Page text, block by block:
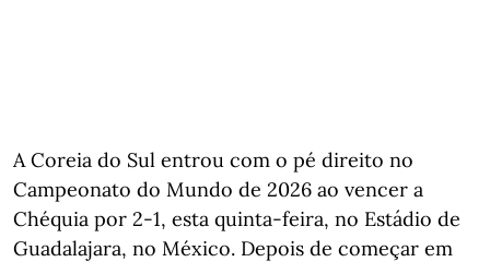
A Coreia do Sul entrou com o pé direito no
Campeonato do Mundo de 2026 ao vencer a
Chéquia por 2-1, esta quinta-feira, no Estádio de
Guadalajara, no México. Depois de começar em